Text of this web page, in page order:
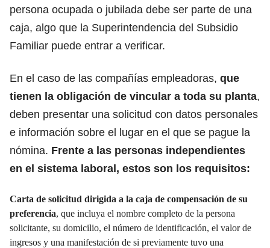
persona ocupada o jubilada debe ser parte de una
caja, algo que la Superintendencia del Subsidio
Familiar puede entrar a verificar.
En el caso de las compañías empleadoras, que
tienen la obligación de vincular a toda su planta,
deben presentar una solicitud con datos personales
e información sobre el lugar en el que se pague la
nómina. Frente a las personas independientes
en el sistema laboral, estos son los requisitos:
Carta de solicitud dirigida a la caja de compensación de su
preferencia, que incluya el nombre completo de la persona
solicitante, su domicilio, el número de identificación, el valor de
ingresos y una manifestación de si previamente tuvo una